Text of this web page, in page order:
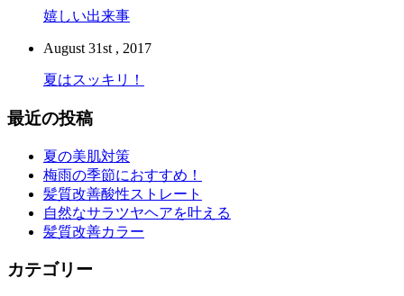
嬉しい出来事
August 31st , 2017
夏はスッキリ！
最近の投稿
夏の美肌対策
梅雨の季節におすすめ！
髪質改善酸性ストレート
自然なサラツヤヘアを叶える
髪質改善カラー
カテゴリー